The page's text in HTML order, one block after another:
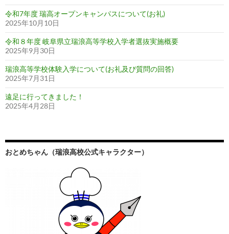
令和7年度 瑞高オープンキャンパスについて(お礼)
2025年10月10日
令和８年度 岐阜県立瑞浪高等学校入学者選抜実施概要
2025年9月30日
瑞浪高等学校体験入学について(お礼及び質問の回答)
2025年7月31日
遠足に行ってきました！
2025年4月28日
おとめちゃん（瑞浪高校公式キャラクター）